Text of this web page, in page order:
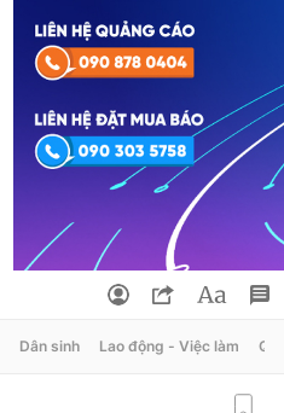
Dân sinh Lao động - Việc làm